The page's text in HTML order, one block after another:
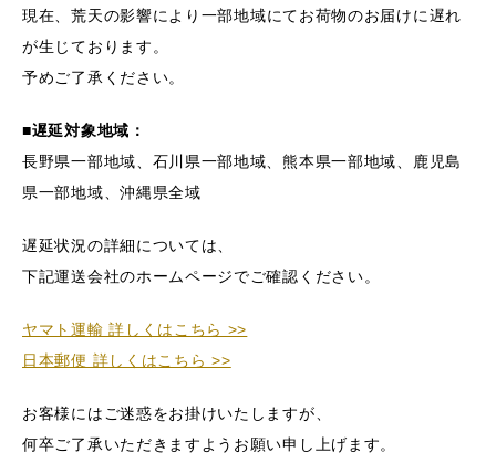
Lotion
ザ オールインワンローション
Gel Serum
ザ 薬用オールインワンジェル
ザ UVプロテクター
HOW TO
SERVICE
現在、荒天の影響により一部地域にてお荷物のお届けに遅れ
が生じております。
予めご了承ください。
■遅延対象地域：
長野県一部地域、石川県一部地域、熊本県一部地域、鹿児島
県一部地域、沖縄県全域
遅延状況の詳細については、
下記運送会社のホームページでご確認ください。
ヤマト運輸 詳しくはこちら >>
日本郵便 詳しくはこちら >>
お客様にはご迷惑をお掛けいたしますが、
何卒ご了承いただきますようお願い申し上げます。